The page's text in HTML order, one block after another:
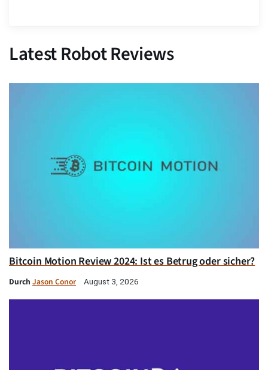
Latest Robot Reviews
Bitcoin Motion Review 2024: Ist es Betrug oder sicher?
Durch Jason Conor August 3, 2026